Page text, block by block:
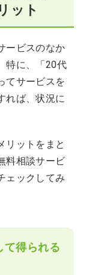
ット
ービスのなか
特に、「20代
てサービスを
れば、状況に
リットをまと
料相談サービ
ェックしてみ
て得られる